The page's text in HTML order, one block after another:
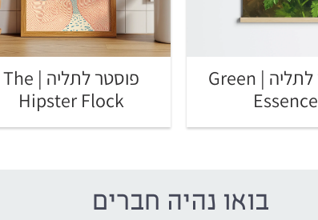
פוסטר לתליה | Green
Essence
פוסטר לתליה | The
Hipster Flock
בואו נהיה חברים